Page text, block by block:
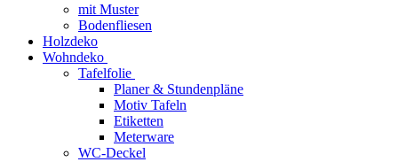
mit Muster
Bodenfliesen
Holzdeko
Wohndeko
Tafelfolie
Planer & Stundenpläne
Motiv Tafeln
Etiketten
Meterware
WC-Deckel